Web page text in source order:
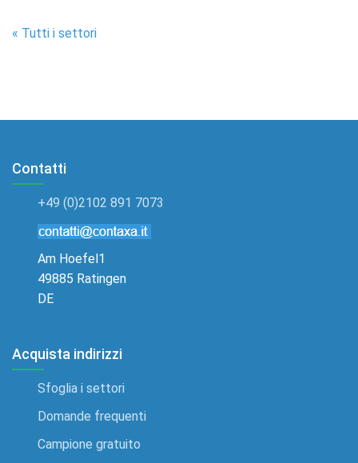
« Tutti i settori
Contatti
+49 (0)2102 891 7073
Am Hoefel1
49885 Ratingen
DE
Acquista indirizzi
Sfoglia i settori
Domande frequenti
Campione gratuito